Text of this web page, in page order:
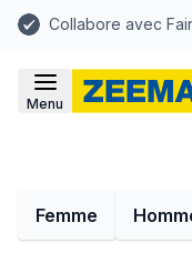
Collabore avec
Menu
Femme